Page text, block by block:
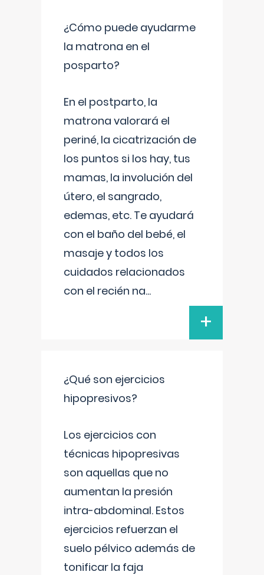
¿Cómo puede ayudarme
la matrona en el
posparto?
En el postparto, la
matrona valorará el
periné, la cicatrización de
los puntos si los hay, tus
mamas, la involución del
útero, el sangrado,
edemas, etc. Te ayudará
con el baño del bebé, el
masaje y todos los
cuidados relacionados
con el recién na...
+
¿Qué son ejercicios
hipopresivos?
Los ejercicios con
técnicas hipopresivas
son aquellas que no
aumentan la presión
intra-abdominal. Estos
ejercicios refuerzan el
suelo pélvico además de
tonificar la faja